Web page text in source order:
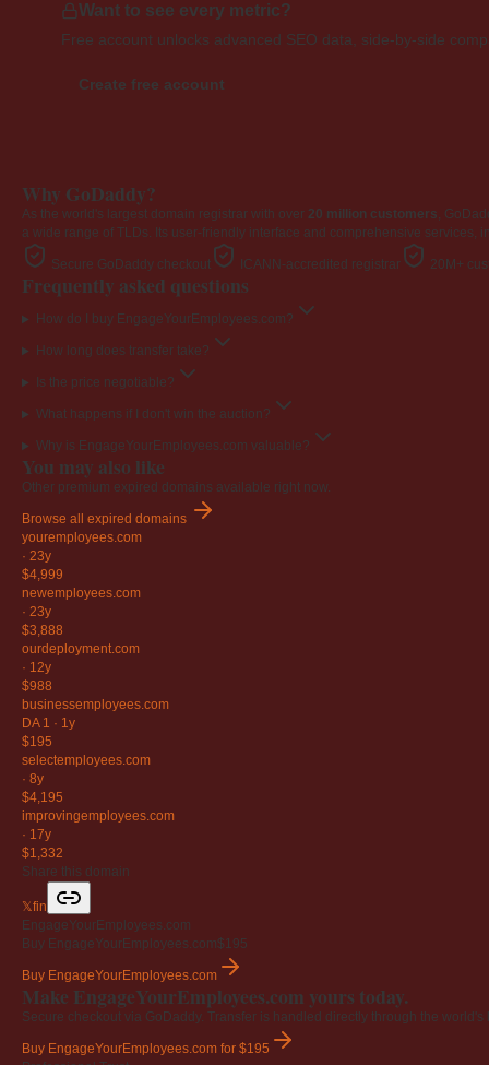
Want to see every metric?
Free account unlocks advanced SEO data, side-by-side
Create free account
Why GoDaddy?
As the world's largest domain registrar with over 20 million customers,
a wide range of TLDs. Its user-friendly interface and comprehensive
Secure GoDaddy checkout ICANN-accredited registrar 20M+
Frequently asked questions
How do I buy EngageYourEmployees.com?
How long does transfer take?
Is the price negotiable?
What happens if I don't win the auction?
Why is EngageYourEmployees.com valuable?
You may also like
Other premium expired domains available right now.
Browse all expired domains
youremployees.com
· 23y
$4,999
newemployees.com
· 23y
$3,888
ourdeployment.com
· 12y
$988
businessemployees.com
DA 1 · 1y
$195
selectemployees.com
· 8y
$4,195
improvingemployees.com
· 17y
$1,332
Share this domain
𝕏fin
EngageYourEmployees.com
Buy EngageYourEmployees.com$195
Buy EngageYourEmployees.com
Make EngageYourEmployees.com yours today.
Secure checkout via GoDaddy. Transfer is handled directly through the world's
Buy EngageYourEmployees.com for $195